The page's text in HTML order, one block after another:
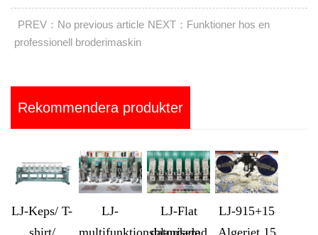
PREV：No previous article NEXT：Funktioner hos en
professionell broderimaskin
Rekommendera produkter
LJ-Keps/ T-
LJ-
LJ-Flat
LJ-915+15